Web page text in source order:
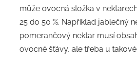
může ovocná složka v
25 do 50 %. Například jablečný
pomerančový nektar musí
ovocné šťávy, ale třeba u